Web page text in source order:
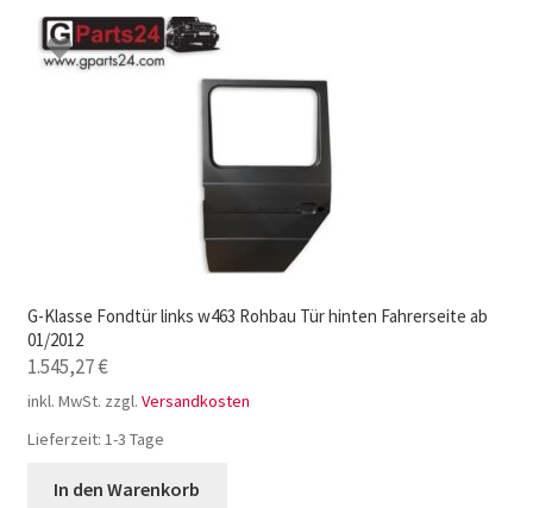
G-Klasse Fondtür links w463 Rohbau Tür hinten Fahrerseite ab
01/2012
1.545,27€
inkl. MwSt. zzgl. Versandkosten
Lieferzeit: 1-3 Tage
In den Warenkorb